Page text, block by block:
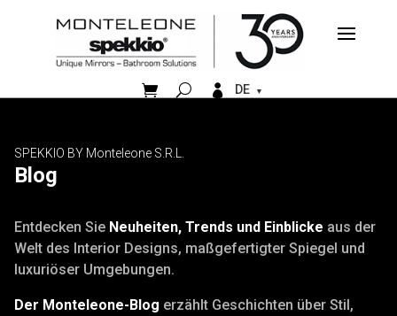
  DE
SPEKKIO BY Monteleone S.R.L.
Blog
Entdecken Sie Neuheiten, Trends und Einblicke aus der
Welt des Interior Designs, maßgefertigter Spiegel und
luxuriöser Umgebungen.
Der Monteleone-Blog erzählt Geschichten über Stil,